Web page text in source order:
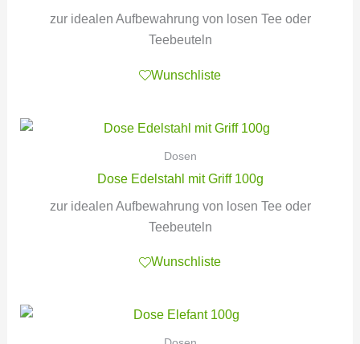
zur idealen Aufbewahrung von losen Tee oder
Teebeuteln
Wunschliste
Dosen
Dose Edelstahl mit Griff 100g
zur idealen Aufbewahrung von losen Tee oder
Teebeuteln
Wunschliste